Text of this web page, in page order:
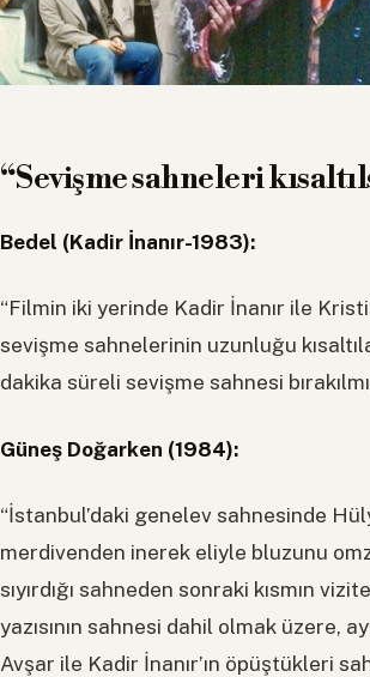
“Sevişme sahneleri
Bedel (Kadir İnanır-1983):
“Filmin iki yerinde Kadir İnanır ile
sevişme sahnelerinin uzunluğu
dakika süreli sevişme sahnesi
Güneş Doğarken (1984):
“İstanbul’daki genelev sahnesinde
merdivenden inerek eliyle bluzunu
sıyırdığı sahneden sonraki kısmın
yazısının sahnesi dahil olmak üzere,
Avşar ile Kadir İnanır’ın öpüştükleri